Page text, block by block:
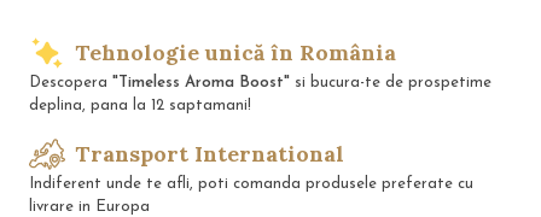
Tehnologie unică în România
Descopera "Timeless Aroma Boost" si bucura-te de prospetime
deplina, pana la 12 saptamani!
Transport International
Indiferent unde te afli, poti comanda produsele preferate cu
livrare in Europa